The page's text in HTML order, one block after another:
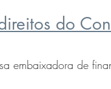
do
embaixadora de